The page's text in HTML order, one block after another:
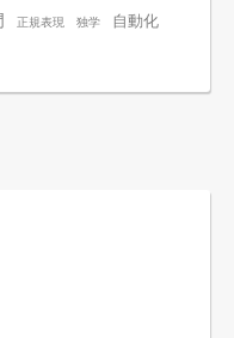
正規表現 独学 自動化